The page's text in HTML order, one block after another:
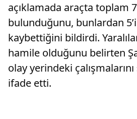
açıklamada araçta toplam
bulunduğunu, bunlardan
kaybettiğini bildirdi.
hamile olduğunu belirten
olay yerindeki
ifade etti.